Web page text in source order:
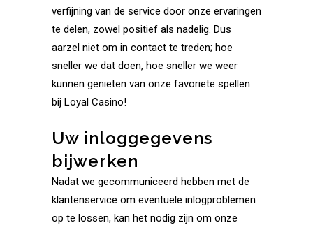
verfijning van de service door onze ervaringen
te delen, zowel positief als nadelig. Dus
aarzel niet om in contact te treden; hoe
sneller we dat doen, hoe sneller we weer
kunnen genieten van onze favoriete spellen
bij Loyal Casino!
Uw inloggegevens
bijwerken
Nadat we gecommuniceerd hebben met de
klantenservice om eventuele inlogproblemen
op te lossen, kan het nodig zijn om onze